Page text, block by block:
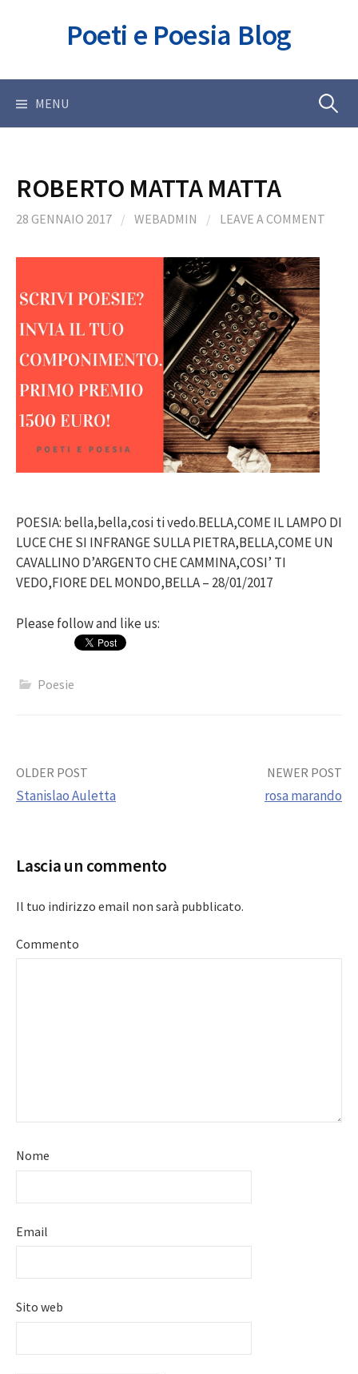
Poeti e Poesia Blog
MENU Ricerca
ROBERTO MATTA MATTA
28 GENNAIO 2017 / WEBADMIN / LEAVE A COMMENT
POESIA: bella,bella,cosi ti vedo.BELLA,COME IL LAMPO DI
LUCE CHE SI INFRANGE SULLA PIETRA,BELLA,COME UN
CAVALLINO D’ARGENTO CHE CAMMINA,COSI’ TI
VEDO,FIORE DEL MONDO,BELLA – 28/01/2017
Please follow and like us:
Poesie
Post
OLDER POST
Stanislao Auletta
NEWER POST
rosa marando
Lascia un commento
Il tuo indirizzo email non sarà pubblicato.
Commento
Nome
Email
Sito web